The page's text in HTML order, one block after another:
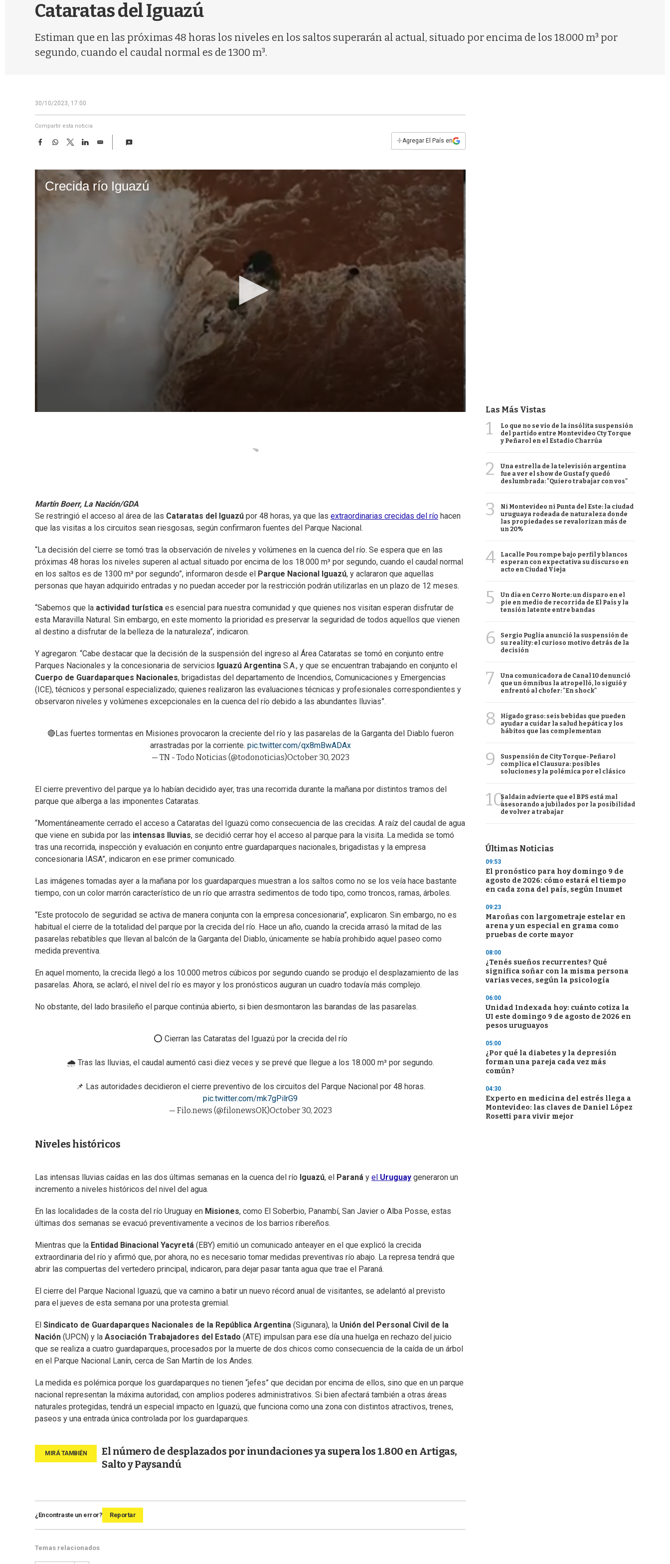
Cataratas del Iguazú
Estiman que en las próximas 48 horas los niveles en los saltos superarán al actual, situado por encima de los 18.000 m³ por
segundo, cuando el caudal normal es de 1300 m³.
30/10/2023, 17:00
Compartir esta noticia
F
e
o
W
t
s
A
T
w
t
t
e
L
k
d
I
E
i
+Agregar El País en
Martín Boerr, La Nación/GDA
Se restringió el acceso al área de las Cataratas del Iguazú por 48 horas, ya que las extraordinarias crecidas del río hacen
que las visitas a los circuitos sean riesgosas, según confirmaron fuentes del Parque Nacional.
“La decisión del cierre se tomó tras la observación de niveles y volúmenes en la cuenca del río. Se espera que en las
próximas 48 horas los niveles superen al actual situado por encima de los 18.000 m³ por segundo, cuando el caudal normal
en los saltos es de 1300 m³ por segundo”, informaron desde el
Parque Nacional Iguazú, y aclararon que aquellas
personas que hayan adquirido entradas y no puedan acceder por la restricción podrán utilizarlas en un plazo de 12 meses.
“Sabemos que la actividad turística es esencial para nuestra comunidad y que quienes nos visitan esperan disfrutar de
esta Maravilla Natural. Sin embargo, en este momento la prioridad es preservar la seguridad de todos aquellos que vienen
al destino a disfrutar de la belleza de la naturaleza”, indicaron.
Y agregaron: “Cabe destacar que la decisión de la suspensión del ingreso al Área Cataratas se tomó en conjunto entre
Parques Nacionales y la concesionaria de servicios Iguazú Argentina S.A., y que se encuentran trabajando en conjunto el
Cuerpo de Guardaparques Nacionales, brigadistas del departamento de Incendios, Comunicaciones y Emergencias
(ICE), técnicos y personal especializado; quienes realizaron las evaluaciones técnicas y profesionales correspondientes y
observaron niveles y volúmenes excepcionales en la cuenca del río debido a las abundantes lluvias”.
🔴Las fuertes tormentas en Misiones provocaron la creciente del río y las pasarelas de la Garganta del Diablo fueron
arrastradas por la corriente. pic.twitter.com/qx8mBwADAx
— TN - Todo Noticias (@todonoticias)October 30, 2023
El cierre preventivo del parque ya lo habían decidido ayer, tras una recorrida durante la mañana por distintos tramos del
parque que alberga a las imponentes Cataratas.
“Momentáneamente cerrado el acceso a Cataratas del Iguazú como consecuencia de las crecidas. A raíz del caudal de agua
que viene en subida por las intensas lluvias, se decidió cerrar hoy el acceso al parque para la visita. La medida se tomó
tras una recorrida, inspección y evaluación en conjunto entre guardaparques nacionales, brigadistas y la empresa
concesionaria IASA”, indicaron en ese primer comunicado.
Las imágenes tomadas ayer a la mañana por los guardaparques muestran a los saltos como no se los veía hace bastante
tiempo, con un color marrón característico de un río que arrastra sedimentos de todo tipo, como troncos, ramas, árboles.
“Este protocolo de seguridad se activa de manera conjunta con la empresa concesionaria”, explicaron. Sin embargo, no es
habitual el cierre de la totalidad del parque por la crecida del río. Hace un año, cuando la crecida arrasó la mitad de las
pasarelas rebatibles que llevan al balcón de la Garganta del Diablo, únicamente se había prohibido aquel paseo como
medida preventiva.
En aquel momento, la crecida llegó a los 10.000 metros cúbicos por segundo cuando se produjo el desplazamiento de las
pasarelas. Ahora, se aclaró, el nivel del río es mayor y los pronósticos auguran un cuadro todavía más complejo.
No obstante, del lado brasileño el parque continúa abierto, si bien desmontaron las barandas de las pasarelas.
⭕️ Cierran las Cataratas del Iguazú por la crecida del río
🌧 Tras las lluvias, el caudal aumentó casi diez veces y se prevé que llegue a los 18.000 m³ por segundo.
📌 Las autoridades decidieron el cierre preventivo de los circuitos del Parque Nacional por 48 horas.
pic.twitter.com/mk7gPilrG9
— Filo.news (@filonewsOK)October 30, 2023
Niveles históricos
Las intensas lluvias caídas en las dos últimas semanas en la cuenca del río Iguazú, el Paraná y el Uruguay generaron un
incremento a niveles históricos del nivel del agua.
En las localidades de la costa del río Uruguay en Misiones, como El Soberbio, Panambí, San Javier o Alba Posse, estas
últimas dos semanas se evacuó preventivamente a vecinos de los barrios ribereños.
Mientras que la Entidad Binacional Yacyretá (EBY) emitió un comunicado anteayer en el que explicó la crecida
extraordinaria del río y afirmó que, por ahora, no es necesario tomar medidas preventivas río abajo. La represa tendrá que
abrir las compuertas del vertedero principal, indicaron, para dejar pasar tanta agua que trae el Paraná.
El cierre del Parque Nacional Iguazú, que va camino a batir un nuevo récord anual de visitantes, se adelantó al previsto
para el jueves de esta semana por una protesta gremial.
El Sindicato de Guardaparques Nacionales de la República Argentina (Sigunara), la Unión del Personal Civil de la
Nación (UPCN) y la Asociación Trabajadores del Estado (ATE) impulsan para ese día una huelga en rechazo del juicio
que se realiza a cuatro guardaparques, procesados por la muerte de dos chicos como consecuencia de la caída de un árbol
en el Parque Nacional Lanín, cerca de San Martín de los Andes.
La medida es polémica porque los guardaparques no tienen “jefes” que decidan por encima de ellos, sino que en un parque
nacional representan la máxima autoridad, con amplios poderes administrativos. Si bien afectará también a otras áreas
naturales protegidas, tendrá un especial impacto en Iguazú, que funciona como una zona con distintos atractivos, trenes,
paseos y una entrada única controlada por los guardaparques.
El número de desplazados por inundaciones ya supera los 1.800 en Artigas,
Salto y Paysandú
¿Encontraste un error? Reportar
Temas relacionados
Las Más Vistas
1
Lo que no se vio de la insólita suspensión
del partido entre Montevideo Cty Torque
y Peñarol en el Estadio Charrúa
2
Una estrella de la televisión argentina
fue a ver el show de Gustaf y quedó
deslumbrada: "Quiero trabajar con vos"
3
Ni Montevideo ni Punta del Este: la ciudad
uruguaya rodeada de naturaleza donde
las propiedades se revalorizan más de
un 20%
4
Lacalle Pou rompe bajo perfil y blancos
esperan con expectativa su discurso en
acto en Ciudad Vieja
5
Un día en Cerro Norte: un disparo en el
pie en medio de recorrida de El País y la
tensión latente entre bandas
6
Sergio Puglia anunció la suspensión de
su reality: el curioso motivo detrás de la
decisión
7
Una comunicadora de Canal 10 denunció
que un ómnibus la atropelló, lo siguió y
enfrentó al chofer: "En shock"
8
Hígado graso: seis bebidas que pueden
ayudar a cuidar la salud hepática y los
hábitos que las complementan
9
Suspensión de City Torque-Peñarol
complica el Clausura: posibles
soluciones y la polémica por el clásico
10Saldain advierte que el BPS está mal
asesorando a jubilados por la posibilidad
de volver a trabajar
Últimas Noticias
09:53
El pronóstico para hoy domingo 9 de
agosto de 2026: cómo estará el tiempo
en cada zona del país, según Inumet
09:23
Maroñas con largometraje estelar en
arena y un especial en grama como
pruebas de corte mayor
08:00
¿Tenés sueños recurrentes? Qué
significa soñar con la misma persona
varias veces, según la psicología
06:00
Unidad Indexada hoy: cuánto cotiza la
UI este domingo 9 de agosto de 2026 en
pesos uruguayos
05:00
¿Por qué la diabetes y la depresión
forman una pareja cada vez más
común?
04:30
Experto en medicina del estrés llega a
Montevideo: las claves de Daniel López
Rosetti para vivir mejor